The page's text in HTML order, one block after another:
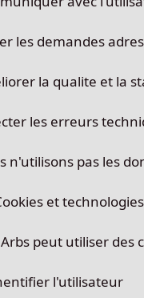
les demandes
la qualite et la
les erreurs
n'utilisons pas les
et
peut utiliser des
l'utilisateur